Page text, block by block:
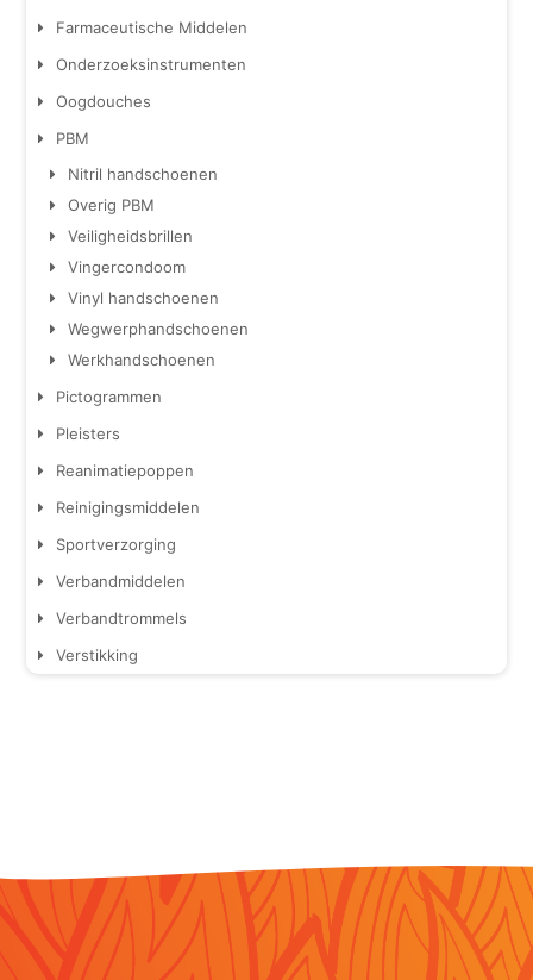
Farmaceutische Middelen
Onderzoeksinstrumenten
Oogdouches
PBM
Nitril handschoenen
Overig PBM
Veiligheidsbrillen
Vingercondoom
Vinyl handschoenen
Wegwerphandschoenen
Werkhandschoenen
Pictogrammen
Pleisters
Reanimatiepoppen
Reinigingsmiddelen
Sportverzorging
Verbandmiddelen
Verbandtrommels
Verstikking